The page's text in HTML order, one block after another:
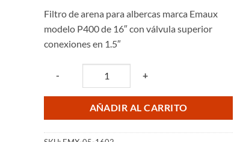
era:
$4,859.40.
es:
$3,401.50.
Filtro de arena para albercas marca Emaux
modelo P400 de 16″ con válvula superior
conexiones en 1.5″
- +
AÑADIR AL CARRITO